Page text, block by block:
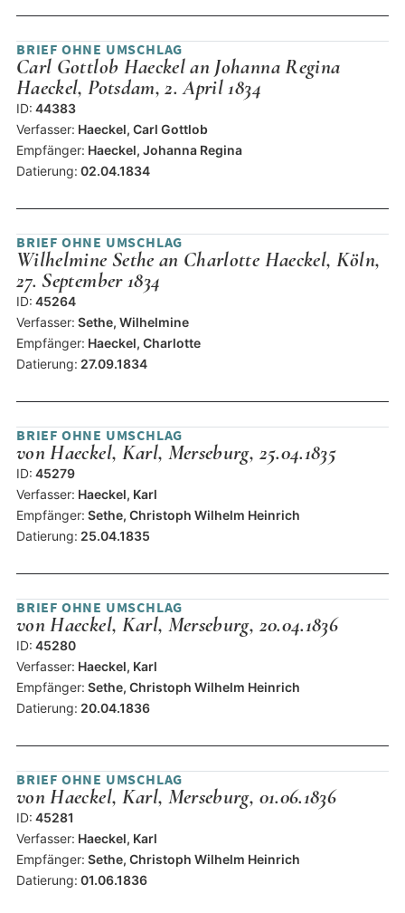
BRIEF OHNE UMSCHLAG
Carl Gottlob Haeckel an Johanna Regina
Haeckel, Potsdam, 2. April 1834
ID: 44383
Verfasser: Haeckel, Carl Gottlob
Empfänger: Haeckel, Johanna Regina
Datierung: 02.04.1834
BRIEF OHNE UMSCHLAG
Wilhelmine Sethe an Charlotte Haeckel, Köln,
27. September 1834
ID: 45264
Verfasser: Sethe, Wilhelmine
Empfänger: Haeckel, Charlotte
Datierung: 27.09.1834
BRIEF OHNE UMSCHLAG
von Haeckel, Karl, Merseburg, 25.04.1835
ID: 45279
Verfasser: Haeckel, Karl
Empfänger: Sethe, Christoph Wilhelm Heinrich
Datierung: 25.04.1835
BRIEF OHNE UMSCHLAG
von Haeckel, Karl, Merseburg, 20.04.1836
ID: 45280
Verfasser: Haeckel, Karl
Empfänger: Sethe, Christoph Wilhelm Heinrich
Datierung: 20.04.1836
BRIEF OHNE UMSCHLAG
von Haeckel, Karl, Merseburg, 01.06.1836
ID: 45281
Verfasser: Haeckel, Karl
Empfänger: Sethe, Christoph Wilhelm Heinrich
Datierung: 01.06.1836